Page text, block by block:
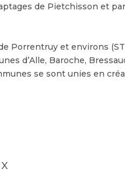
de Pietchisson et
Porrentruy et environs
d’Alle, Baroche,
se sont unies en